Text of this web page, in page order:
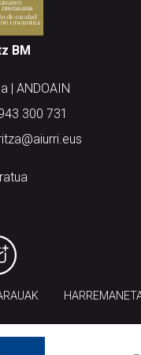
BM
| ANDOAIN
300 731